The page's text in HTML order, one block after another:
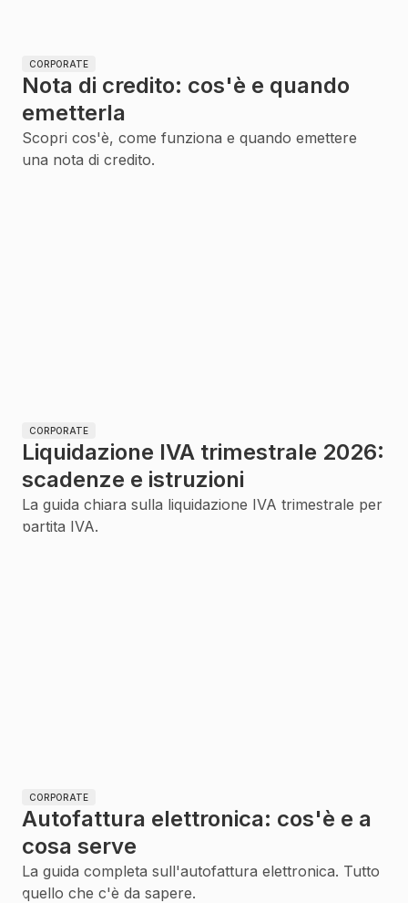
CORPORATE
Nota di credito: cos'è e quando
emetterla
Scopri cos'è, come funziona e quando emettere
una nota di credito.
CORPORATE
Liquidazione IVA trimestrale 2026:
scadenze e istruzioni
La guida chiara sulla liquidazione IVA trimestrale per
partita IVA.
CORPORATE
Autofattura elettronica: cos'è e a
cosa serve
La guida completa sull'autofattura elettronica. Tutto
quello che c'è da sapere.